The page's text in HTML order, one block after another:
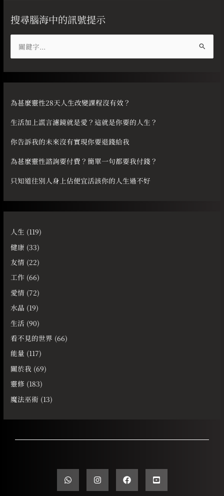
搜尋腦海中的訊號提示
尋
關
字
為甚麼靈性28天人生改變課程沒有效？
生活加上謊言濾鏡就是愛？這就是你要的人生？
你告訴我的未來沒有實現你要退錢給我
為甚麼靈性諮詢要付費？簡單一句都要我付錢？
只知道往別人身上佔便宜活該你的人生過不好
人生 (119)
健康 (33)
友情 (22)
工作 (66)
愛情 (72)
水晶 (19)
生活 (90)
看不見的世界 (66)
能量 (117)
關於我 (69)
靈修 (183)
魔法巫術 (13)